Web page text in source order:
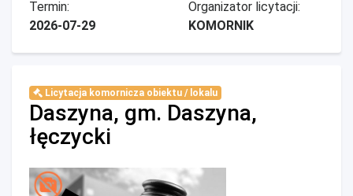
Termin:
2026-07-29
Organizator licytacji:
KOMORNIK
Licytacja komornicza obiektu / lokalu
Daszyna, gm. Daszyna,
łęczycki